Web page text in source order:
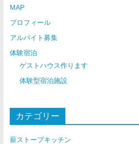
MAP
プロフィール
アルバイト募集
体験宿泊
ゲストハウス作ります
体験型宿泊施設
カテゴリー
薪ストーブキッチン